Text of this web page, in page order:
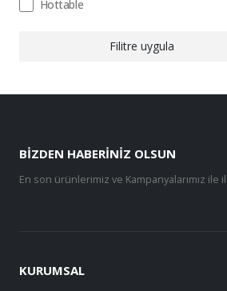
Hottable
Filitre uygula
BIZDEN HABERINIZ OLSUN
En son ürünlerimiz ve Kampanyalarımız
KURUMSAL